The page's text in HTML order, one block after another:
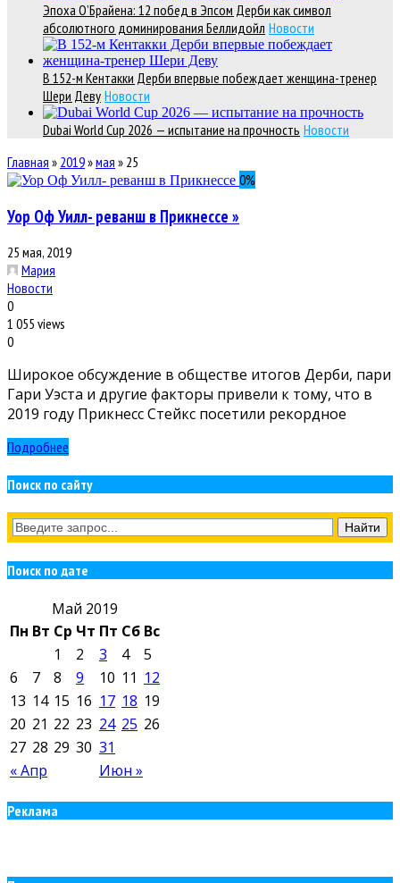
Эпоха О’Брайена: 12 побед в Эпсом Дерби как символ
абсолютного доминирования Беллидойл Новости
В 152-м Кентакки Дерби впервые побеждает женщина-тренер
Шери Деву Новости
Dubai World Cup 2026 — испытание на прочность Новости
Главная » 2019»мая » 25
0%
Уор Оф Уилл- реванш в Прикнессе »
25 мая, 2019
Мария
Новости
0
1 055 views
0
Широкое обсуждение в обществе итогов Дерби, пари
Гари Уэста и другие факторы привели к тому, что в
2019 году Прикнесс Стейкс посетили рекордное
Подробнее
Поиск по сайту
Поиск по дате
Май 2019
Пн Вт Ср Чт Пт Сб Вс
« Апр Июн »
1 2 3 4
5
6
7 8 9 10 11 12
13 14 15 16 17 18 19
20 21 22 23 24 25 26
27 28 29 30 31
Реклама